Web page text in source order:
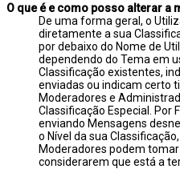
O que é e como posso alterar a
De uma forma geral, o
diretamente a sua
por debaixo do Nome de
dependendo do Tema em
Classificação existentes,
enviadas ou indicam certo
Moderadores e
Classificação Especial. Por
enviando Mensagens
o Nível da sua
Moderadores podem
considerarem que está a